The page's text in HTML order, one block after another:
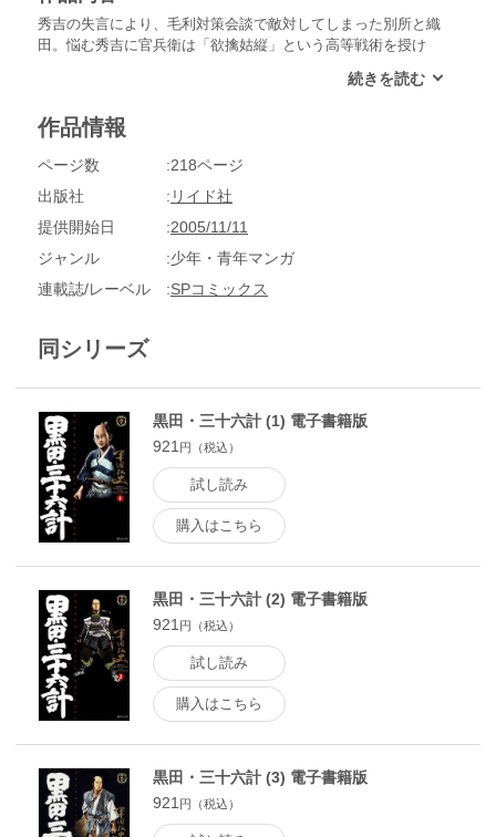
秀吉の失言により、毛利対策会談で敵対してしまった別所と織
田。悩む秀吉に官兵衛は「欲擒姑縦」という高等戦術を授け
将・黒田官兵衛を時代劇画の巨匠・平田弘史が描いた本格時代
作品情報
ページ数
218ページ
出版社
リイド社
提供開始日
2005/11/11
ジャンル
少年・青年マンガ
連載誌/レーベル
SPコミックス
同シリーズ
黒田・三十六計 (1) 電子書籍版
921 円（税込）
試し読み
購入はこちら
黒田・三十六計 (2) 電子書籍版
921 円（税込）
試し読み
購入はこちら
黒田・三十六計 (3) 電子書籍版
921 円（税込）